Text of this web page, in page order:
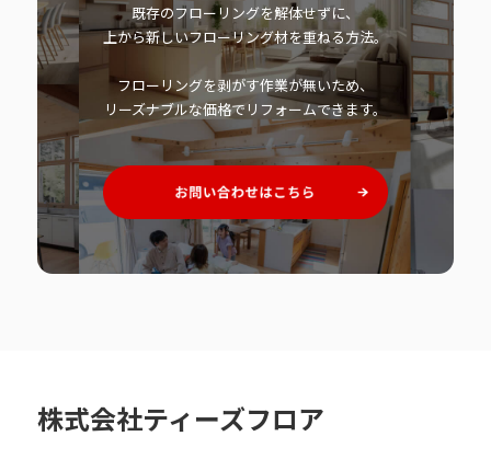
既存のフローリングを解体せずに、
上から新しいフローリング材を重ねる方法。
フローリングを剥がす作業が無いため、
リーズナブルな価格でリフォームできます。
株式会社ティーズフロア